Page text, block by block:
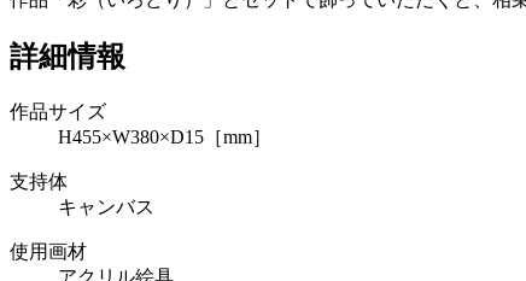
詳細情報
作品サイズ
H455×W380×D15［mm］
支持体
キャンバス
使用画材